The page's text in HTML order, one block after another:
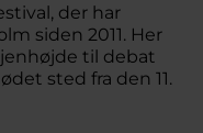
der har
siden 2011. Her
til debat
sted fra den 11.